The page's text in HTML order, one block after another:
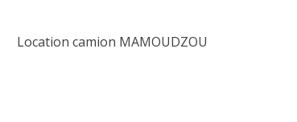
Location camion MAMOUDZOU